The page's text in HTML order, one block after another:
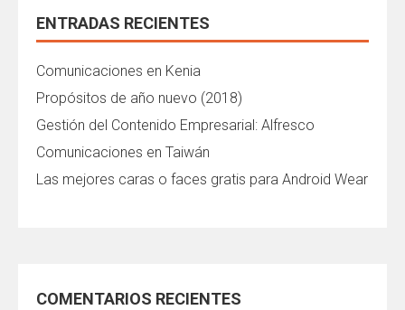
ENTRADAS RECIENTES
Comunicaciones en Kenia
Propósitos de año nuevo (2018)
Gestión del Contenido Empresarial: Alfresco
Comunicaciones en Taiwán
Las mejores caras o faces gratis para Android Wear
COMENTARIOS RECIENTES